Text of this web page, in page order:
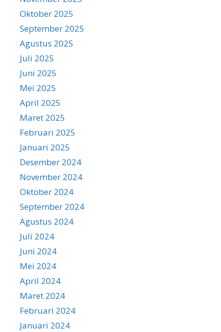
Oktober 2025
September 2025
Agustus 2025
Juli 2025
Juni 2025
Mei 2025
April 2025
Maret 2025
Februari 2025
Januari 2025
Desember 2024
November 2024
Oktober 2024
September 2024
Agustus 2024
Juli 2024
Juni 2024
Mei 2024
April 2024
Maret 2024
Februari 2024
Januari 2024